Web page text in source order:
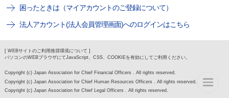
困ったときは（マイアカウントのご登録について）
法人アカウント(法人会員管理画面)へのログインはこちら
[ WEBサイトのご利用推奨環境について ]
パソコンのWEBブラウザにてJavaScript、CSS、COOKIEを有効にしてご利用ください。
Copyright (c) Japan Association for Chief Financial Officers . All rights reserved.
Copyright (c) Japan Association for Chief Human Resources Officers . All rights reserved.
Copyright (c) Japan Association for Chief Legal Officers . All rights reserved.